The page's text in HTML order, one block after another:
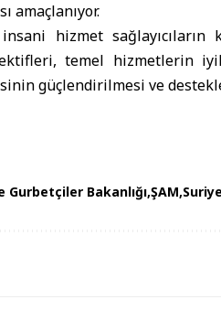
amaçlanıyor.
hizmet
temel hizmetlerin
güçlendirilmesi ve
Gurbetçiler Bakanlığı ŞAM Suriye